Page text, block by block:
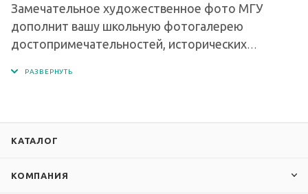
Замечательное художественное фото МГУ
дополнит вашу школьную фотогалерею
достопримечательностей, исторических
КАТАЛОГ
КОМПАНИЯ